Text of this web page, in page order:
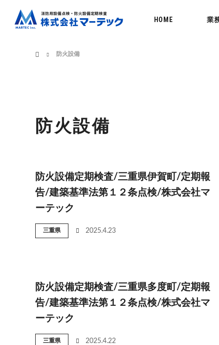
HOME 業
防火設備
防火設備
防火設備定期検査/三重県伊賀町/定期報
告/建築基準法第１２条点検/株式会社マ
ーテック
三重県 2025.4.23
防火設備定期検査/三重県多度町/定期報
告/建築基準法第１２条点検/株式会社マ
ーテック
三重県 2025.4.22